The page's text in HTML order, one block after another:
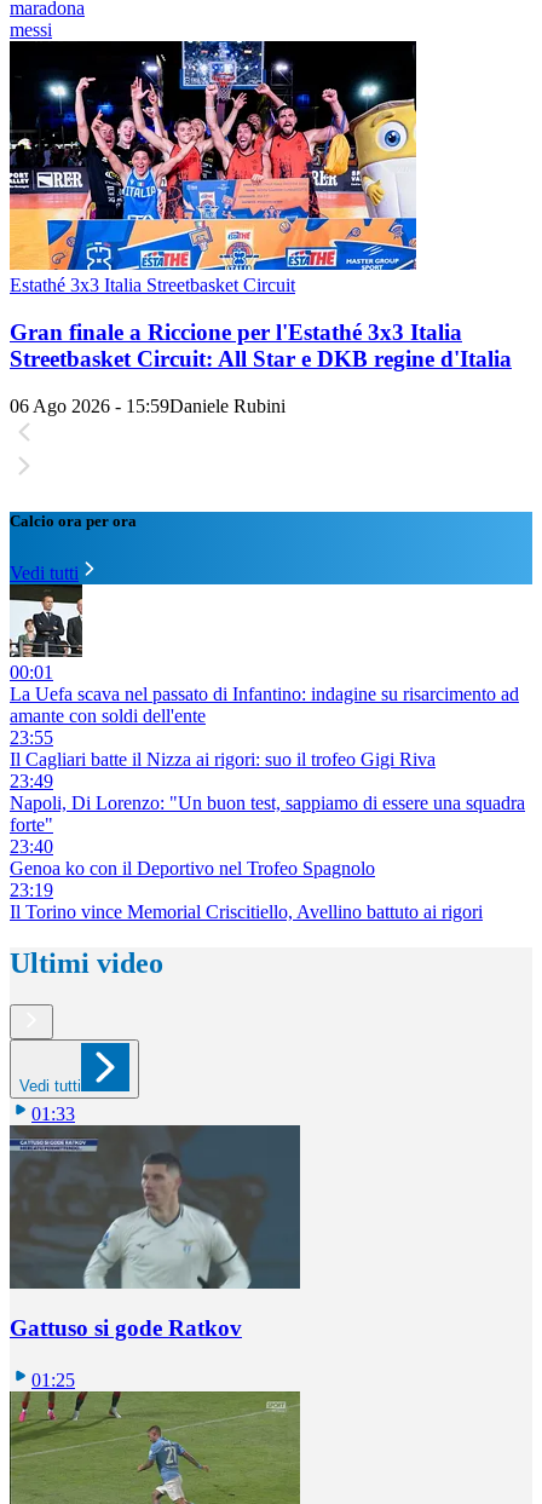
maradona
messi
Estathé 3x3 Italia Streetbasket Circuit
Gran finale a Riccione per l'Estathé 3x3 Italia
Streetbasket Circuit: All Star e DKB regine d'Italia
06 Ago 2026 - 15:59Daniele Rubini
Calcio ora per ora
Vedi tutti
00:01
La Uefa scava nel passato di Infantino: indagine su risarcimento ad
amante con soldi dell'ente
23:55
Il Cagliari batte il Nizza ai rigori: suo il trofeo Gigi Riva
23:49
Napoli, Di Lorenzo: "Un buon test, sappiamo di essere una squadra
forte"
23:40
Genoa ko con il Deportivo nel Trofeo Spagnolo
23:19
Il Torino vince Memorial Criscitiello, Avellino battuto ai rigori
Ultimi video
Vedi tutti
01:33
Gattuso si gode Ratkov
01:25